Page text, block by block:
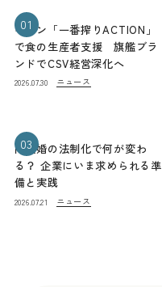
01
キリン「一番搾りACTION」
で食の生産者支援 旗艦ブラ
ンドでCSV経営深化へ
2026.07.30 ニュース
03
同性婚の法制化で何が変わ
る？ 企業にいま求められる準
備と実践
2026.07.21 ニュース